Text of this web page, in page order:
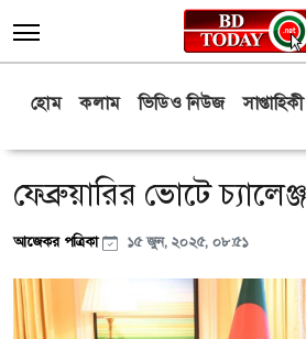
হোম কলাম ভিডিও নিউজ সাপ্তাহিকী
ফেব্রুয়ারির ভোটে
আজেকর পত্রিকা ১৫ জুন, ২০২৫, ০৮:৫১